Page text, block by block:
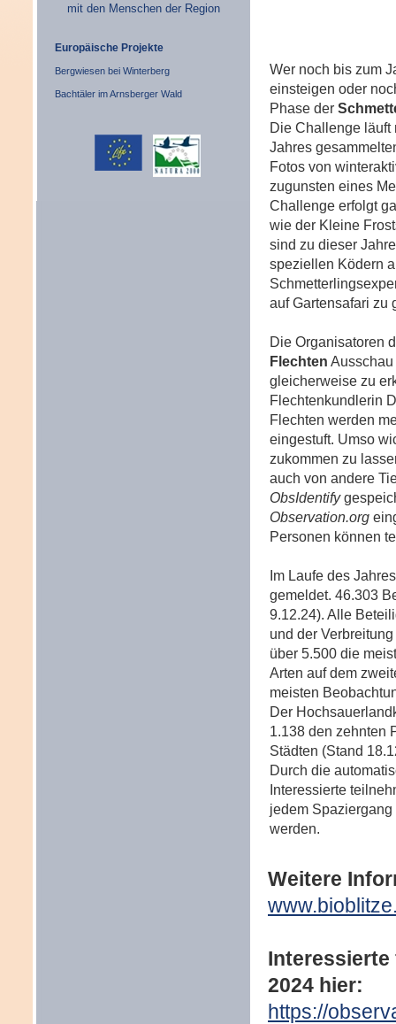
mit den Menschen der Region
Europäische Projekte
Bergwiesen bei Winterberg
Bachtäler im Arnsberger Wald
Wer noch bis zum
einsteigen oder
Phase der
Die Challenge läuft
Jahres
Fotos von
zugunsten eines
Challenge erfolgt
wie der Kleine
sind zu dieser
speziellen Ködern
auf Gartensafari zu
Die Organisatoren
Flechten
gleicherweise zu
Flechtenkundlerin
Flechten werden
eingestuft. Umso
zukommen zu
auch von andere
ObsIdentify
Observation.org
Personen können
Im Laufe des
gemeldet. 46.303
9.12.24). Alle
und der
über 5.500 die
Arten auf dem
meisten
Der
1.138 den zehnten
Städten (Stand
Durch die
Interessierte
jedem
werden.
Weitere
Interessierte
2024 hier:
https://